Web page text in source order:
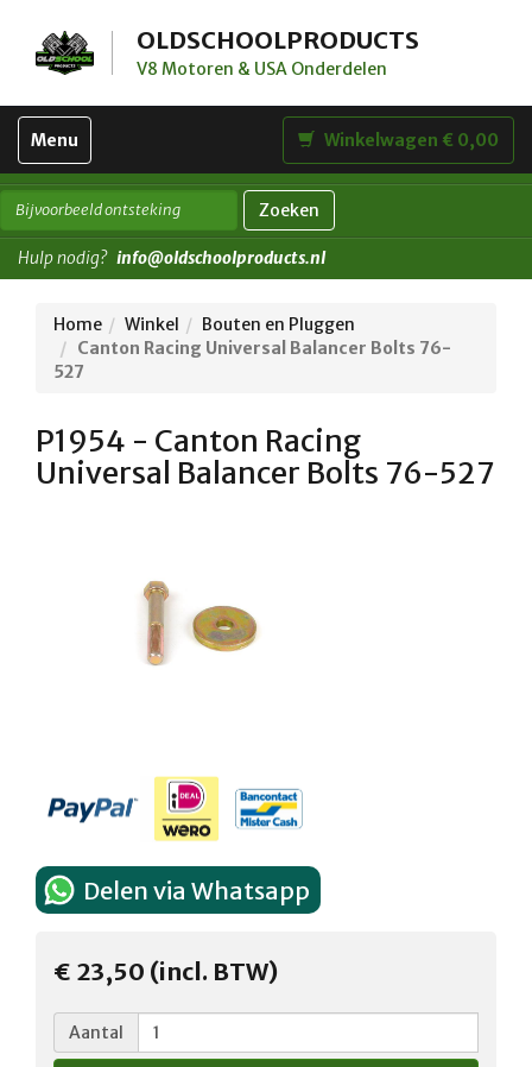
OLDSCHOOLPRODUCTS
V8 Motoren & USA Onderdelen
Toggle
navigation
Menu Winkelwagen € 0,00
Zoeken
Hulp nodig? info@oldschoolproducts.nl
Home Winkel
Bouten en Pluggen
Canton Racing Universal Balancer Bolts 76-
527
P1954 - Canton Racing
Universal Balancer Bolts 76-527
Delen via Whatsapp
€ 23,50 (incl. BTW)
Aantal